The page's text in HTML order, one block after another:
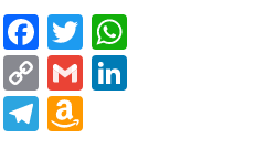
Facebook
Twitter
Copy
Link
Gmail
Telegram